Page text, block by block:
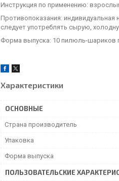
Инструкция по применению:
Противопоказания:
следует употреблять сырую,
Форма выпуска: 10 пилюль-шариков
Характеристики
ОСНОВНЫЕ
Страна производитель
Упаковка
Форма выпуска
ПОЛЬЗОВАТЕЛЬСКИЕ